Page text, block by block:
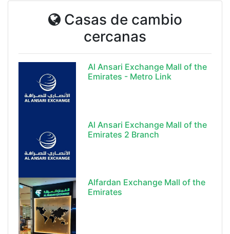
Casas de cambio
cercanas
Al Ansari Exchange Mall of the
Emirates - Metro Link
Al Ansari Exchange Mall of the
Emirates 2 Branch
Alfardan Exchange Mall of the
Emirates